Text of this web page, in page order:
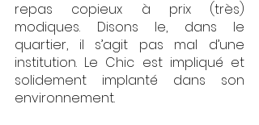
repas copieux à prix (très)
modiques. Disons le, dans le
quartier, il s’agit pas mal d’une
institution. Le Chic est impliqué et
solidement implanté dans son
environnement.